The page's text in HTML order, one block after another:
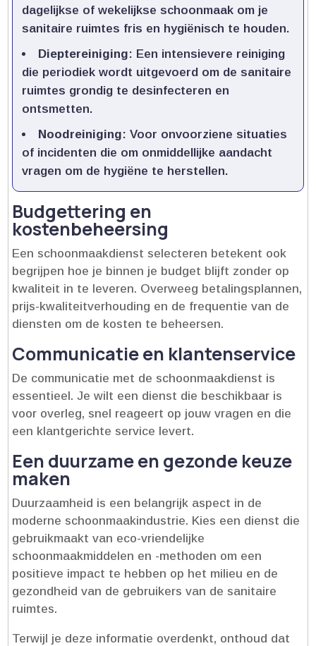
dagelijkse of wekelijkse schoonmaak om je
sanitaire ruimtes fris en hygiënisch te houden.​
Dieptereiniging: Een intensievere reiniging
die periodiek wordt uitgevoerd om de sanitaire
ruimtes grondig te desinfecteren en
ontsmetten.​
Noodreiniging: Voor onvoorziene situaties
of incidenten die om onmiddellijke aandacht
vragen om de hygiëne te herstellen.​
Budgettering en
kostenbeheersing
Een schoonmaakdienst selecteren betekent ook
begrijpen hoe je binnen je budget blijft zonder op
kwaliteit in te leveren.​ Overweeg betalingsplannen,
prijs-kwaliteitverhouding en de frequentie van de
diensten om de kosten te beheersen.​
Communicatie en klantenservice
De communicatie met de schoonmaakdienst is
essentieel.​ Je wilt een dienst die beschikbaar is
voor overleg, snel reageert op jouw vragen en die
een klantgerichte service levert.​
Een duurzame en gezonde keuze
maken
Duurzaamheid is een belangrijk aspect in de
moderne schoonmaakindustrie.​ Kies een dienst die
gebruikmaakt van eco-vriendelijke
schoonmaakmiddelen en -methoden om een
positieve impact te hebben op het milieu en de
gezondheid van de gebruikers van de sanitaire
ruimtes.​
Terwijl je deze informatie overdenkt, onthoud dat